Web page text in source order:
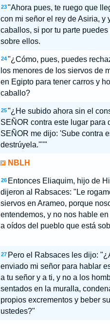
23 "Ahora pues, te ruego que
con mi señor el rey de Asiria, y
caballos, si por tu parte
sobre ellos.
24 "¿Cómo, pues, puedes
los menores de los siervos de
en Egipto para tener carros y
caballo?
25 "¿He subido ahora sin el
SEÑOR contra este lugar para
SEÑOR me dijo: 'Sube contra
destrúyela.'"'"
NBLH
26 Entonces Eliaquim, hijo de
dijeron al Rabsaces: "Le
siervos en Arameo, porque
entendemos, y no nos hable
a oídos del pueblo que está
27 Pero el Rabsaces les dijo:
enviado mi señor para hablar
a tu señor y a ti, y no a los
sentados en la muralla,
propios excrementos y beber
ustedes?"